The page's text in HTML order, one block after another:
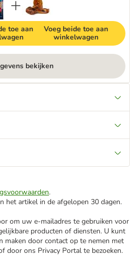
toe aan
Voeg beide toe aan
winkelwagen
bekijken
.
het artikel in de afgelopen 30 dagen.
om uw e-mailadres te gebruiken voor
producten of diensten. U kunt
maken door contact op te nemen met
door ons Privacy Portal te bezoeken.